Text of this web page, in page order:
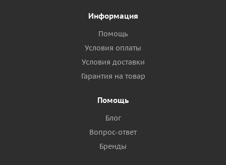
Информация
Помощь
Условия оплаты
Условия доставки
Гарантия на товар
Помощь
Блог
Вопрос-ответ
Бренды